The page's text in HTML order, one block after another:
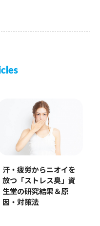
汗・疲労からニオイを
放つ「ストレス臭」資
生堂の研究結果＆原
因・対策法